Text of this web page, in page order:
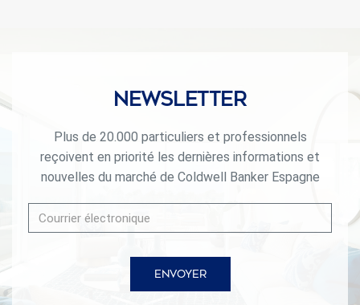
Newsletter
Plus de 20.000 particuliers et professionnels
reçoivent en priorité les dernières informations et
nouvelles du marché de Coldwell Banker Espagne
ENVOYER